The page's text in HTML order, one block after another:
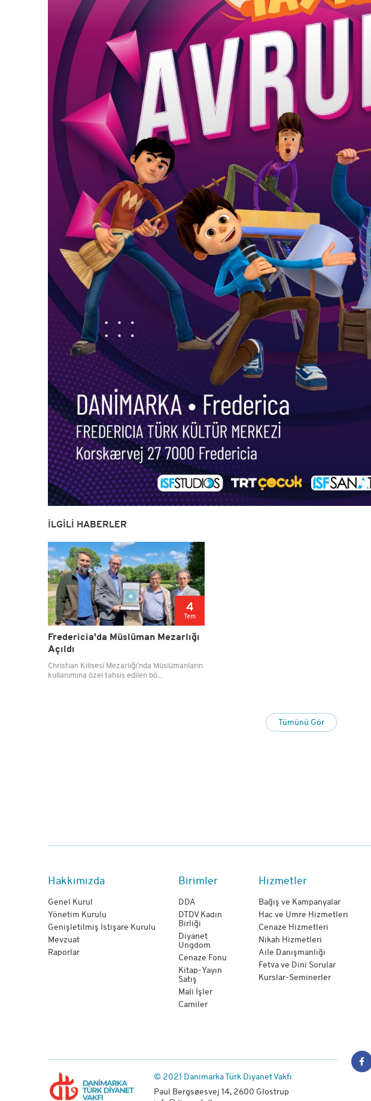
İLGİLİ HABERLER
4
Tem
Fredericia'da Müslüman Mezarlığı
Açıldı
Christian Kilisesi Mezarlığı’nda Müslümanların
kullanımına özel tahsis edilen bö...
Tümünü Gör
Hakkımızda
Genel Kurul
Yönetim Kurulu
Genişletilmiş İstişare Kurulu
Mevzuat
Raporlar
Birimler
DDA
DTDV Kadın
Birliği
Diyanet
Ungdom
Cenaze Fonu
Kitap-Yayın
Satış
Mali İşler
Camiler
Hizmetler
Bağış ve Kampanyalar
Hac ve Umre Hizmetleri
Cenaze Hizmetleri
Nikah Hizmetleri
Aile Danışmanlığı
Fetva ve Dini Sorular
Kurslar-Seminerler
© 2021 Danimarka Türk Diyanet Vakfı
Paul Bergsøesvej 14, 2600 Glostrup